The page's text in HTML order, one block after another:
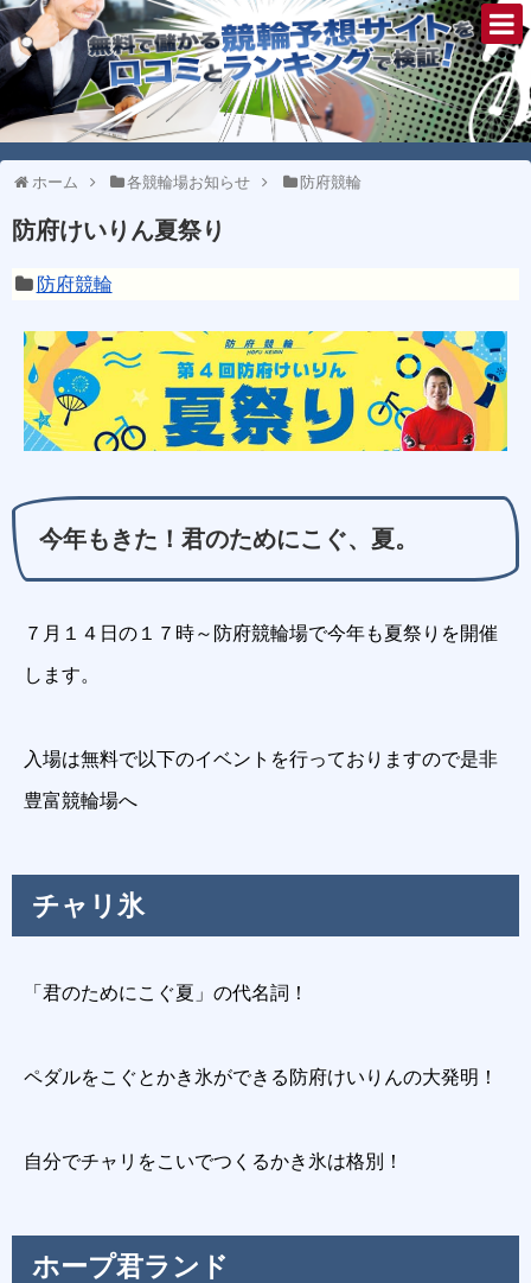
ホーム 各競輪場お知らせ 防府競輪
防府けいりん夏祭り
防府競輪
今年もきた！君のためにこぐ、夏。
７月１４日の１７時～防府競輪場で今年も夏祭りを開催
します。
入場は無料で以下のイベントを行っておりますので是非
豊富競輪場へ
チャリ氷
「君のためにこぐ夏」の代名詞！
ペダルをこぐとかき氷ができる防府けいりんの大発明！
自分でチャリをこいでつくるかき氷は格別！
ホープ君ランド